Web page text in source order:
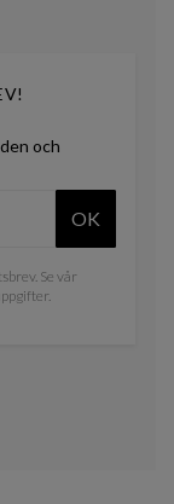
och
OK
Se vår